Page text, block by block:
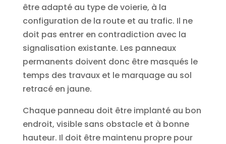
être adapté au type de voierie, à la
configuration de la route et au trafic. Il ne
doit pas entrer en contradiction avec la
signalisation existante. Les panneaux
permanents doivent donc être masqués le
temps des travaux et le marquage au sol
retracé en jaune.
Chaque panneau doit être implanté au bon
endroit, visible sans obstacle et à bonne
hauteur. Il doit être maintenu propre pour